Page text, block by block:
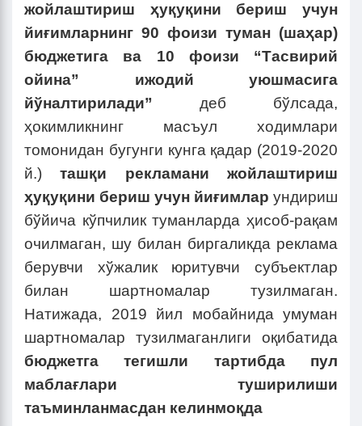
жойлаштириш ҳуқуқини бериш учун
йиғимларнинг 90 фоизи туман (шаҳар)
бюджетига ва 10 фоизи “Тасвирий
ойина” ижодий уюшмасига
йўналтирилади” деб бўлсада,
ҳокимликнинг масъул ходимлари
томонидан бугунги кунга қадар (2019-2020
й.)ташқи рекламани жойлаштириш
ҳуқуқини бериш учун йиғимлар ундириш
бўйича кўпчилик туманларда ҳисоб-рақам
очилмаган, шу билан биргаликда реклама
берувчи хўжалик юритувчи субъектлар
билан шартномалар тузилмаган.
Натижада, 2019 йил мобайнида умуман
шартномалар тузилмаганлиги оқибатида
бюджетга тегишли тартибда пул
маблағлари туширилиши
таъминланмасдан келинмоқда